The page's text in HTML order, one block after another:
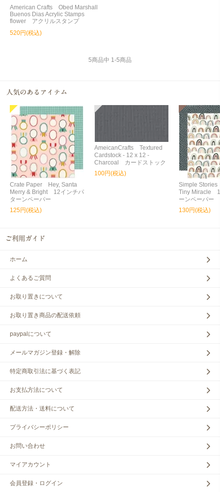
American Crafts Obed Marshall
Buenos Dias Acrylic Stamps
flower アクリルスタンプ
520円(税込)
5商品中 1-5商品
Crate Paper Hey, Santa
Merry & Bright 12インチパ
ターンペーパー
125円(税込)
AmeicanCrafts Textured
Cardstock - 12 x 12 -
Charcoal カードストック
100円(税込)
Simple
Tiny Miracle
ーンペーパー
130円(税込)
ホーム
よくあるご質問
お取り置きについて
お取り置き商品の配送依頼
paypalについて
メールマガジン登録・解除
特定商取引法に基づく表記
お支払方法について
配送方法・送料について
プライバシーポリシー
お問い合わせ
マイアカウント
会員登録・ログイン